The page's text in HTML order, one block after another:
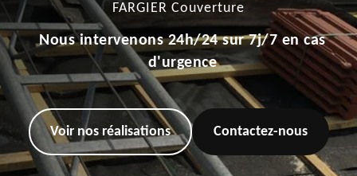
FARGIER Couverture
Nous intervenons 24h/24 sur 7j/7 en cas
d'urgence
Voir nos réalisations Contactez-nous